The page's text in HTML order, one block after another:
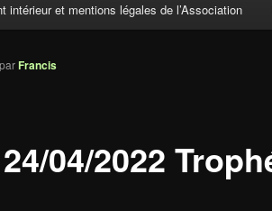
intérieur et mentions légales de l’Association
24/04/2022
parFrancis